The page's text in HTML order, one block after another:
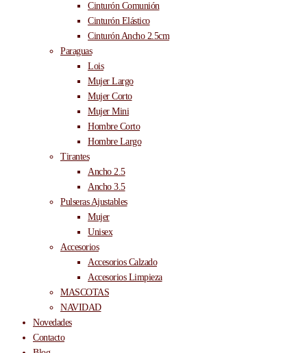
Cinturón Comunión
Cinturón Elástico
Cinturón Ancho 2.5cm
Paraguas
Lois
Mujer Largo
Mujer Corto
Mujer Mini
Hombre Corto
Hombre Largo
Tirantes
Ancho 2.5
Ancho 3.5
Pulseras Ajustables
Mujer
Unisex
Accesorios
Accesorios Calzado
Accesorios Limpieza
MASCOTAS
NAVIDAD
Novedades
Contacto